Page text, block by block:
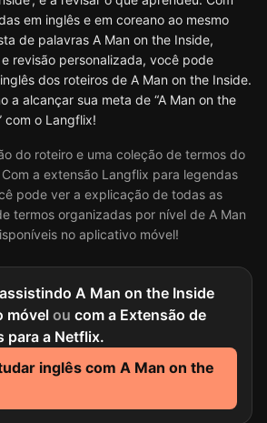
em inglês e em coreano ao mesmo
de palavras A Man on the Inside,
revisão personalizada, você pode
dos roteiros de A Man on the Inside.
a alcançar sua meta de “A Man on the
com o Langflix!
do roteiro e uma coleção de termos do
a extensão Langflix para legendas
pode ver a explicação de todas as
termos organizadas por nível de A Man
no aplicativo móvel!
A Man on the Inside
móvel ou com a Extensão de
para a Netflix.
inglês com A Man on the